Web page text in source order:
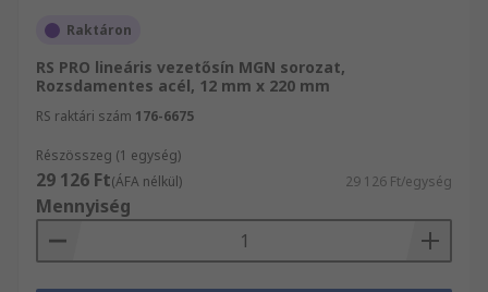
Raktáron
RS PRO lineáris vezetősín MGN sorozat,
Rozsdamentes acél, 12 mm x 220 mm
RS raktári szám 176-6675
Részösszeg (1 egység)
29 126 Ft(ÁFA nélkül) 29 126 Ft/egység
Mennyiség